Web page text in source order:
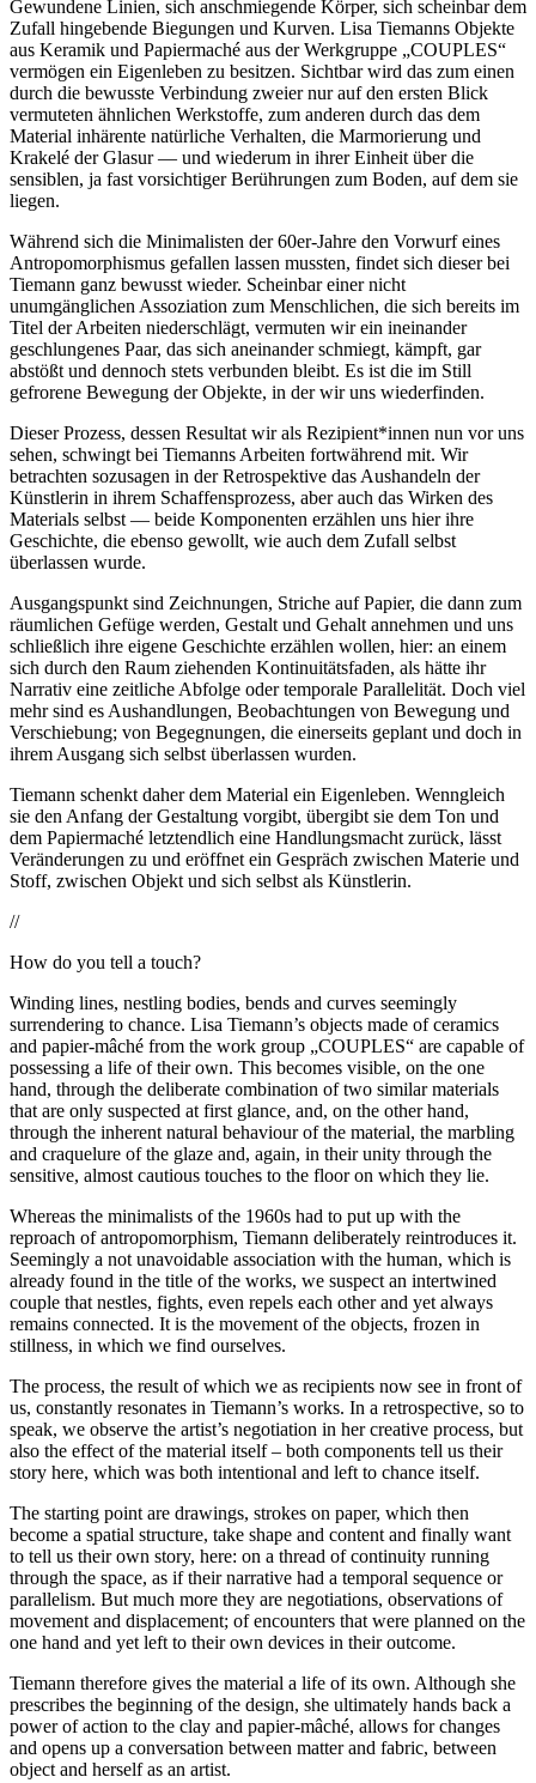
Gewundene Linien, sich anschmiegende Körper, sich scheinbar dem
Zufall hingebende Biegungen und Kurven. Lisa Tiemanns Objekte
aus Keramik und Papiermaché aus der Werkgruppe „COUPLES“
vermögen ein Eigenleben zu besitzen. Sichtbar wird das zum einen
durch die bewusste Verbindung zweier nur auf den ersten Blick
vermuteten ähnlichen Werkstoffe, zum anderen durch das dem
Material inhärente natürliche Verhalten, die Marmorierung und
Krakelé der Glasur — und wiederum in ihrer Einheit über die
sensiblen, ja fast vorsichtiger Berührungen zum Boden, auf dem sie
liegen.
Während sich die Minimalisten der 60er-Jahre den Vorwurf eines
Antropomorphismus gefallen lassen mussten, findet sich dieser bei
Tiemann ganz bewusst wieder. Scheinbar einer nicht
unumgänglichen Assoziation zum Menschlichen, die sich bereits im
Titel der Arbeiten niederschlägt, vermuten wir ein ineinander
geschlungenes Paar, das sich aneinander schmiegt, kämpft, gar
abstößt und dennoch stets verbunden bleibt. Es ist die im Still
gefrorene Bewegung der Objekte, in der wir uns wiederfinden.
Dieser Prozess, dessen Resultat wir als Rezipient*innen nun vor uns
sehen, schwingt bei Tiemanns Arbeiten fortwährend mit. Wir
betrachten sozusagen in der Retrospektive das Aushandeln der
Künstlerin in ihrem Schaffensprozess, aber auch das Wirken des
Materials selbst — beide Komponenten erzählen uns hier ihre
Geschichte, die ebenso gewollt, wie auch dem Zufall selbst
überlassen wurde.
Ausgangspunkt sind Zeichnungen, Striche auf Papier, die dann zum
räumlichen Gefüge werden, Gestalt und Gehalt annehmen und uns
schließlich ihre eigene Geschichte erzählen wollen, hier: an einem
sich durch den Raum ziehenden Kontinuitätsfaden, als hätte ihr
Narrativ eine zeitliche Abfolge oder temporale Parallelität. Doch viel
mehr sind es Aushandlungen, Beobachtungen von Bewegung und
Verschiebung; von Begegnungen, die einerseits geplant und doch in
ihrem Ausgang sich selbst überlassen wurden.
Tiemann schenkt daher dem Material ein Eigenleben. Wenngleich
sie den Anfang der Gestaltung vorgibt, übergibt sie dem Ton und
dem Papiermaché letztendlich eine Handlungsmacht zurück, lässt
Veränderungen zu und eröffnet ein Gespräch zwischen Materie und
Stoff, zwischen Objekt und sich selbst als Künstlerin.
//
How do you tell a touch?
Winding lines, nestling bodies, bends and curves seemingly
surrendering to chance. Lisa Tiemann’s objects made of ceramics
and papier-mâché from the work group „COUPLES“ are capable of
possessing a life of their own. This becomes visible, on the one
hand, through the deliberate combination of two similar materials
that are only suspected at first glance, and, on the other hand,
through the inherent natural behaviour of the material, the marbling
and craquelure of the glaze and, again, in their unity through the
sensitive, almost cautious touches to the floor on which they lie.
Whereas the minimalists of the 1960s had to put up with the
reproach of antropomorphism, Tiemann deliberately reintroduces it.
Seemingly a not unavoidable association with the human, which is
already found in the title of the works, we suspect an intertwined
couple that nestles, fights, even repels each other and yet always
remains connected. It is the movement of the objects, frozen in
stillness, in which we find ourselves.
The process, the result of which we as recipients now see in front of
us, constantly resonates in Tiemann’s works. In a retrospective, so to
speak, we observe the artist’s negotiation in her creative process, but
also the effect of the material itself – both components tell us their
story here, which was both intentional and left to chance itself.
The starting point are drawings, strokes on paper, which then
become a spatial structure, take shape and content and finally want
to tell us their own story, here: on a thread of continuity running
through the space, as if their narrative had a temporal sequence or
parallelism. But much more they are negotiations, observations of
movement and displacement; of encounters that were planned on the
one hand and yet left to their own devices in their outcome.
Tiemann therefore gives the material a life of its own. Although she
prescribes the beginning of the design, she ultimately hands back a
power of action to the clay and papier-mâché, allows for changes
and opens up a conversation between matter and fabric, between
object and herself as an artist.